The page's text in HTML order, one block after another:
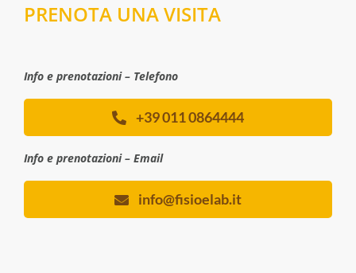
PRENOTA UNA VISITA
Info e prenotazioni – Telefono
+39 011 0864444
Info e prenotazioni – Email
info@fisioelab.it